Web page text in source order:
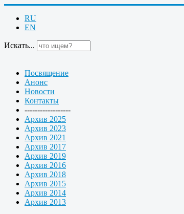
RU
EN
Искать...
Посвящение
Анонс
Новости
Контакты
------------------
Архив 2025
Архив 2023
Архив 2021
Архив 2017
Архив 2019
Архив 2016
Архив 2018
Архив 2015
Архив 2014
Архив 2013